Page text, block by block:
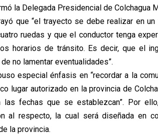
la Delegada Presidencial de Colchagua
que “el trayecto se debe realizar en
ruedas y que el conductor tenga
horarios de tránsito. Es decir, que el
no lamentar eventualidades”.
especial énfasis en “recordar a la
lugar autorizado en la provincia de
las fechas que se establezcan”. Por
al respecto, la cual será diseñada en
la provincia.